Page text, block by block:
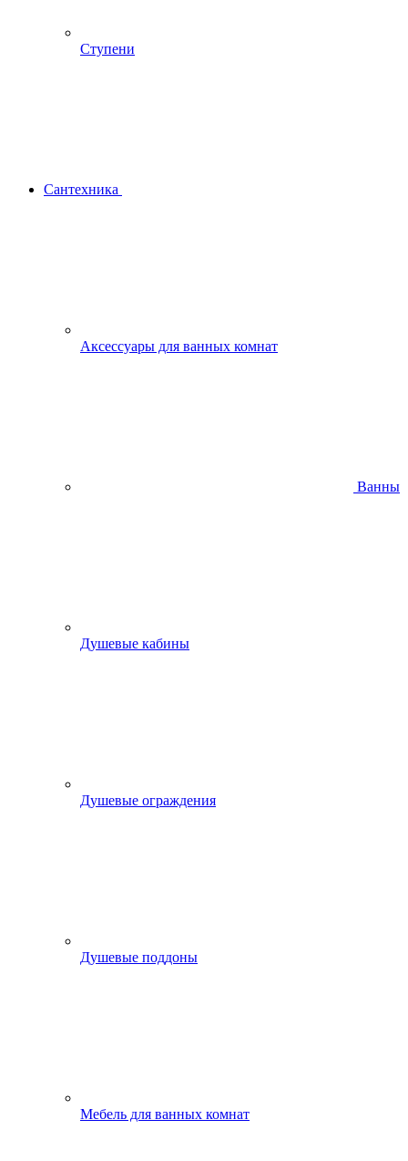
Ступени
Сантехника
Аксессуары для ванных комнат
Ванны
Душевые кабины
Душевые ограждения
Душевые поддоны
Мебель для ванных комнат